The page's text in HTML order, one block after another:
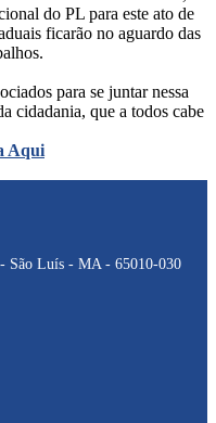
do PL para este ato de
ficarão no aguardo das
para se juntar nessa
cidadania, que a todos cabe
Aqui
São Luís - MA - 65010-030